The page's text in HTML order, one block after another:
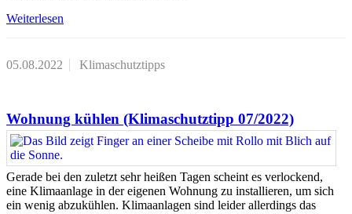
Weiterlesen
05.08.2022 Klimaschutztipps
Wohnung kühlen (Klimaschutztipp 07/2022)
Gerade bei den zuletzt sehr heißen Tagen scheint es verlockend,
eine Klimaanlage in der eigenen Wohnung zu installieren, um sich
ein wenig abzukühlen. Klimaanlagen sind leider allerdings das